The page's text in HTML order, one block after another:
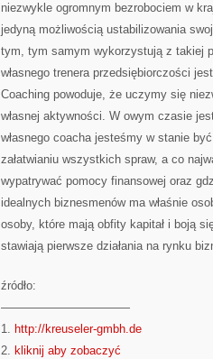
niezwykle ogromnym bezrobociem w
jedyną możliwością ustabilizowania
tym, tym samym wykorzystują z takiej
własnego trenera przedsiębiorczości
Coaching powoduje, że uczymy się
własnej aktywności. W owym czasie
własnego coacha jesteśmy w stanie
załatwianiu wszystkich spraw, a co
wypatrywać pomocy finansowej oraz
idealnych biznesmenów ma właśnie
osoby, które mają obfity kapitał i boją
stawiają pierwsze działania na rynku
źródło:
———————————
1. http://kreuseler-gmbh.de
2. kliknij aby zobaczyć